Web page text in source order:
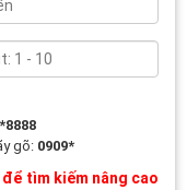
gõ: 0909*
để tìm kiếm nâng cao